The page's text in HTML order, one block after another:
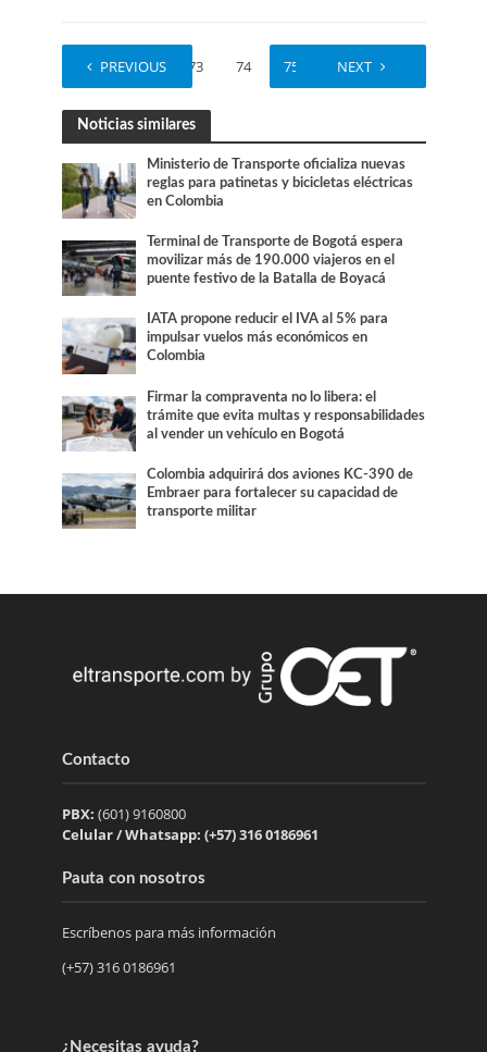
PREVIOUS
1 … 73 74 75 76 77
NEXT
Noticias similares
Ministerio de Transporte oficializa nuevas
reglas para patinetas y bicicletas eléctricas
en Colombia
Terminal de Transporte de Bogotá espera
movilizar más de 190.000 viajeros en el
puente festivo de la Batalla de Boyacá
IATA propone reducir el IVA al 5% para
impulsar vuelos más económicos en
Colombia
Firmar la compraventa no lo libera: el
trámite que evita multas y responsabilidades
al vender un vehículo en Bogotá
Colombia adquirirá dos aviones KC-390 de
Embraer para fortalecer su capacidad de
transporte militar
Contacto
PBX: (601) 9160800
Celular / Whatsapp: (+57) 316 0186961
Pauta con nosotros
Escríbenos para más información
(+57) 316 0186961
¿Necesitas ayuda?